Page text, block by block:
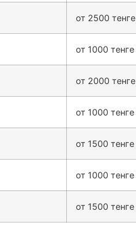
от 2500 тенге
от 1000 тенге
от 2000 тенге
от 1000 тенге
от 1500 тенге
от 1000 тенге
от 1500 тенге